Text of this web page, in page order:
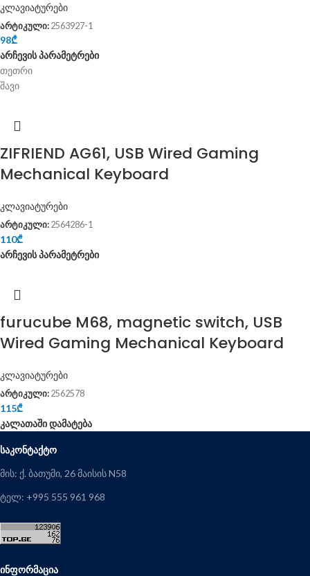
კლავიატურები
არტიკული: 2563927-1
98₾
არჩევის პარამეტრები
თეთრი
შავი
ZIFRIEND AG61, USB Wired Gaming
Mechanical Keyboard
კლავიატურები
არტიკული: 2564286-1
110₾
არჩევის პარამეტრები
furucube M68, magnetic switch, USB
Wired Gaming Mechanical Keyboard
კლავიატურები
არტიკული: 2562578
115₾
კალათაში დამატება
ᲡᲐᲙᲝᲜᲢᲐᲥᲢᲝ
მის: ქ. ბათუმი, 26 მაისის N58
ტელ: +995 555 961 968
ᲘᲜᲤᲝᲠᲛᲐᲪᲘᲐ